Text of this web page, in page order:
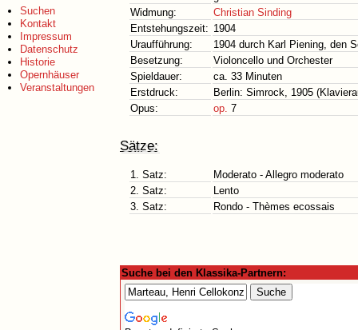
Suchen
Kontakt
Impressum
Datenschutz
Historie
Opernhäuser
Veranstaltungen
Widmung:
Christian Sinding
Entstehungszeit: 1904
Uraufführung:
1904 durch Karl Piening, den
Besetzung:
Violoncello und Orchester
Spieldauer:
ca. 33 Minuten
Erstdruck:
Berlin: Simrock, 1905
Opus:
op. 7
Sätze:
1. Satz:
Moderato - Allegro moderato
2. Satz:
Lento
3. Satz:
Rondo - Thèmes ecossais
Suche bei den Klassika-Partnern: